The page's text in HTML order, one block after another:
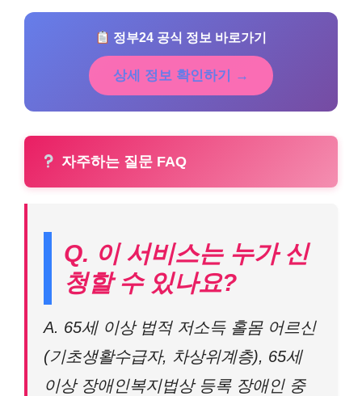
정부24 공식 정보 바로가기
상세 정보 확인하기 →
자주하는 질문 FAQ
Q. 이 서비스는 누가 신
청할 수 있나요?
A. 65세 이상 법적 저소득 홀몸 어르신
(기초생활수급자, 차상위계층), 65세
이상 장애인복지법상 등록 장애인 중